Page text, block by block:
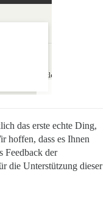
das erste echte Ding,
hoffen, dass es Ihnen
Feedback der
die Unterstützung dieser